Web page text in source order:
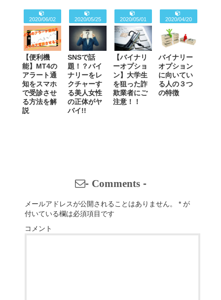
2020/06/02
【便利機
能】MT4の
アラート通
知をスマホ
で受診させ
る方法を解
説
2020/05/25
SNSで話
題！？バイ
ナリーをレ
クチャーす
る美人女性
の正体がヤ
バイ!!
2020/05/01
【バイナリ
ーオプショ
ン】大学生
を狙った詐
欺業者にご
注意！！
2020/04/20
バイナリー
オプション
に向いてい
る人の３つ
の特徴
- Comments-
メールアドレスが公開されることはありません。 * が
付いている欄は必須項目です
コメント